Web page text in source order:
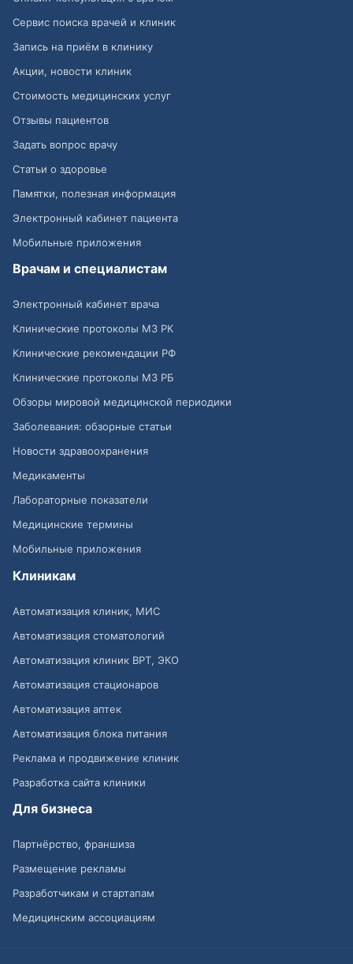
Сервис поиска врачей и клиник
Запись на приём в клинику
Акции, новости клиник
Стоимость медицинских услуг
Отзывы пациентов
Задать вопрос врачу
Статьи о здоровье
Памятки, полезная информация
Электронный кабинет пациента
Мобильные приложения
Врачам и специалистам
Электронный кабинет врача
Клинические протоколы МЗ РК
Клинические рекомендации РФ
Клинические протоколы МЗ РБ
Обзоры мировой медицинской периодики
Заболевания: обзорные статьи
Новости здравоохранения
Медикаменты
Лабораторные показатели
Медицинские термины
Мобильные приложения
Клиникам
Автоматизация клиник, МИС
Автоматизация стоматологий
Автоматизация клиник ВРТ, ЭКО
Автоматизация стационаров
Автоматизация аптек
Автоматизация блока питания
Реклама и продвижение клиник
Разработка сайта клиники
Для бизнеса
Партнёрство, франшиза
Размещение рекламы
Разработчикам и стартапам
Медицинским ассоциациям